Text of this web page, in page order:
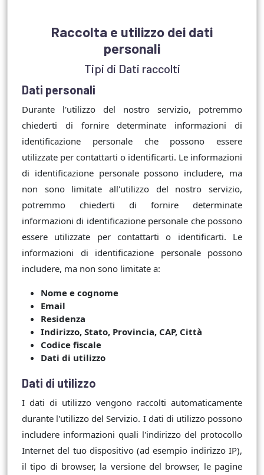
Raccolta e utilizzo dei dati
personali
Tipi di Dati raccolti
Dati personali
Durante l'utilizzo del nostro servizio, potremmo
chiederti di fornire determinate informazioni di
identificazione personale che possono essere
utilizzate per contattarti o identificarti. Le informazioni
di identificazione personale possono includere, ma
non sono limitate all'utilizzo del nostro servizio,
potremmo chiederti di fornire determinate
informazioni di identificazione personale che possono
essere utilizzate per contattarti o identificarti. Le
informazioni di identificazione personale possono
includere, ma non sono limitate a:
Nome e cognome
Email
Residenza
Indirizzo, Stato, Provincia, CAP, Città
Codice fiscale
Dati di utilizzo
Dati di utilizzo
I dati di utilizzo vengono raccolti automaticamente
durante l'utilizzo del Servizio. I dati di utilizzo possono
includere informazioni quali l'indirizzo del protocollo
Internet del tuo dispositivo (ad esempio indirizzo IP),
il tipo di browser, la versione del browser, le pagine